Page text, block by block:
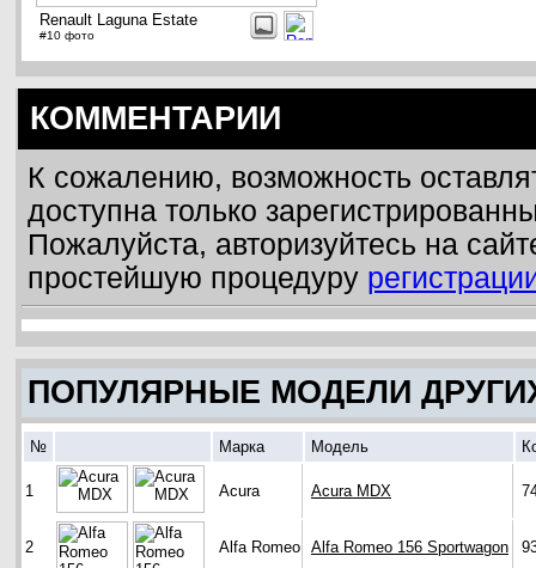
Renault Laguna Estate
#10 фото
КОММЕНТАРИИ
К сожалению, возможность
доступна только
Пожалуйста, авторизуйтесь на
простейшую процедуру
ПОПУЛЯРНЫЕ МОДЕЛИ
№ Марка Модель
1 Acura Acura MDX
2 Alfa Romeo Alfa Romeo 156 Sportwagon